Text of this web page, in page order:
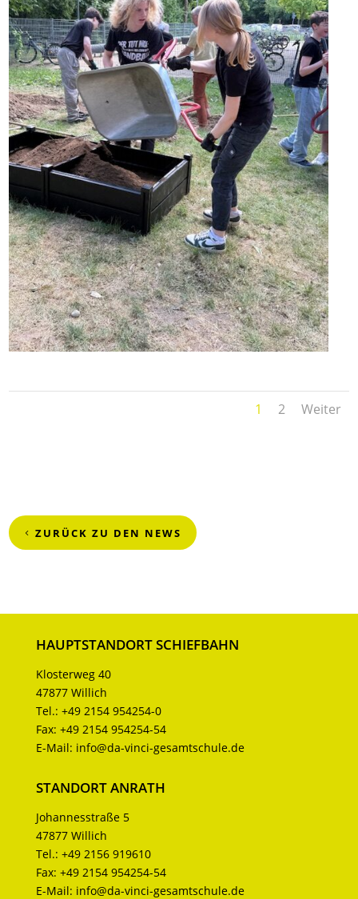
1 2 Weiter
ZURÜCK ZU DEN NEWS
HAUPTSTANDORT SCHIEFBAHN
Klosterweg 40
47877 Willich
Tel.: +49 2154 954254-0
Fax: +49 2154 954254-54
E-Mail: info@da-vinci-gesamtschule.de
STANDORT ANRATH
Johannesstraße 5
47877 Willich
Tel.: +49 2156 919610
Fax: +49 2154 954254-54
E-Mail: info@da-vinci-gesamtschule.de